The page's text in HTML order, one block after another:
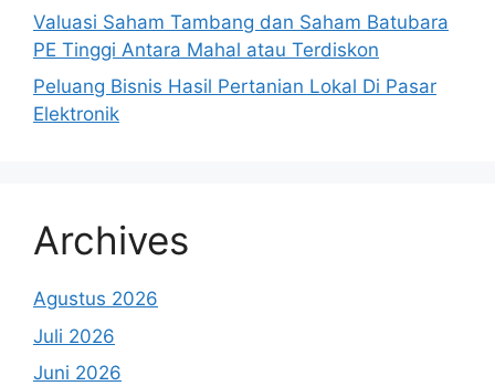
Valuasi Saham Tambang dan Saham Batubara
PE Tinggi Antara Mahal atau Terdiskon
Peluang Bisnis Hasil Pertanian Lokal Di Pasar
Elektronik
Archives
Agustus 2026
Juli 2026
Juni 2026